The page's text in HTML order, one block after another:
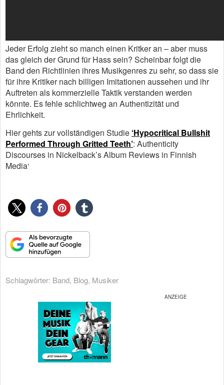
Jeder Erfolg zieht so manch einen Kritker an – aber muss
das gleich der Grund für Hass sein? Scheinbar folgt die
Band den Richtlinien ihres Musikgenres zu sehr, so dass sie
für ihre Kritiker nach billigen Imitationen aussehen und ihr
Auftreten als kommerzielle Taktik verstanden werden
könnte. Es fehle schlichtweg an Authentizität und
Ehrlichkeit.
Hier gehts zur vollständigen Studie ‘Hypocritical Bullshit
Performed Through Gritted Teeth’: Authenticity
Discourses in Nickelback’s Album Reviews in Finnish
Media‘
Schlagwörter: Band, Blog, Musiker